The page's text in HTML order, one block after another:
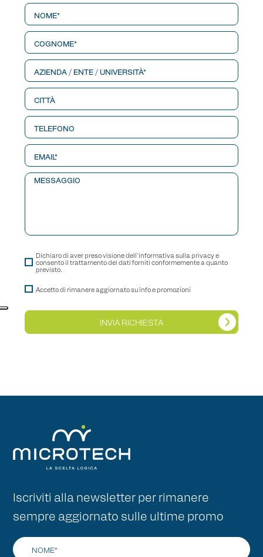
Dichiaro di aver preso visione dell'informativa sulla privacy e
consento il trattamento dei dati forniti conformemente a quanto
previsto.
Accetto di rimanere aggiornato su info e promozioni
Iscriviti alla newsletter per rimanere
sempre aggiornato sulle ultime promo